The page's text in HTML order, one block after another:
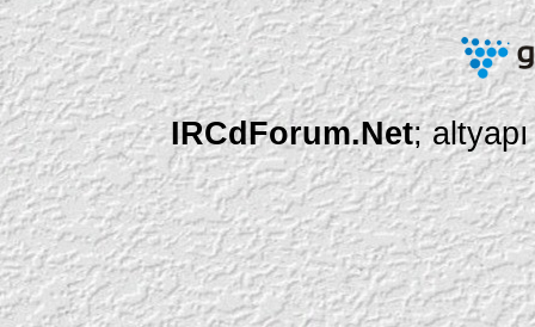
IRCdForum.Net;